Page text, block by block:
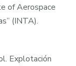
of Aerospace
(INTA).
Explotación